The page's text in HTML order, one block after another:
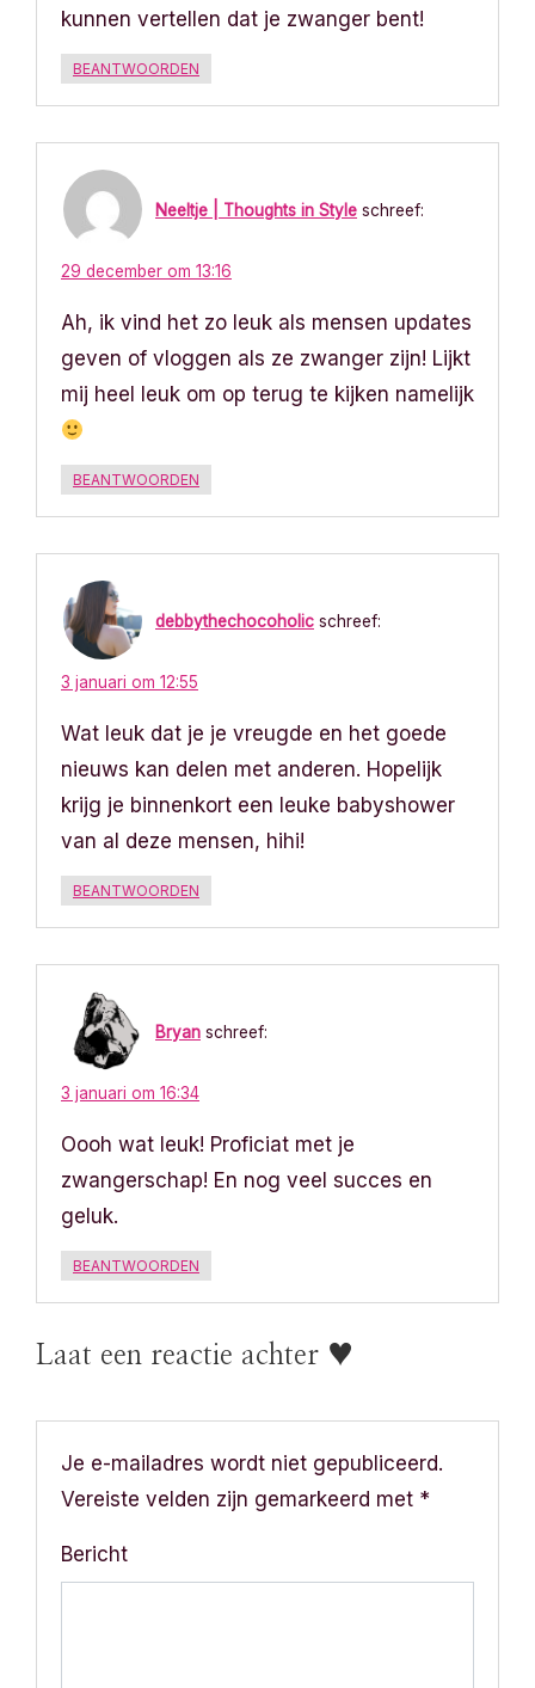
kunnen vertellen dat je zwanger bent!
BEANTWOORDEN
Neeltje | Thoughts in Style schreef:
29 december om 13:16
Ah, ik vind het zo leuk als mensen updates
geven of vloggen als ze zwanger zijn! Lijkt
mij heel leuk om op terug te kijken namelijk
BEANTWOORDEN
debbythechocoholic schreef:
3 januari om 12:55
Wat leuk dat je je vreugde en het goede
nieuws kan delen met anderen. Hopelijk
krijg je binnenkort een leuke babyshower
van al deze mensen, hihi!
BEANTWOORDEN
Bryan schreef:
3 januari om 16:34
Oooh wat leuk! Proficiat met je
zwangerschap! En nog veel succes en
geluk.
BEANTWOORDEN
Laat een reactie achter ♥
Je e-mailadres wordt niet gepubliceerd.
Vereiste velden zijn gemarkeerd met *
Bericht